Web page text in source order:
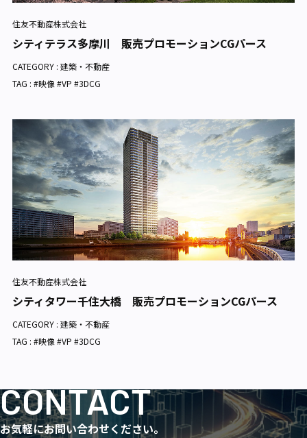
住友不動産株式会社
シティテラス多摩川 販売プロモーションCGパース
CATEGORY : 建築・不動産
TAG : #映像 #VP #3DCG
住友不動産株式会社
シティタワー千住大橋 販売プロモーションCGパース
CATEGORY : 建築・不動産
TAG : #映像 #VP #3DCG
CONTACT
お気軽にお問い合わせください。